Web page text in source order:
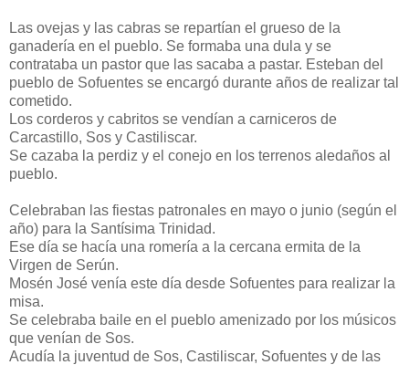
Las ovejas y las cabras se repartían el grueso de la
ganadería en el pueblo. Se formaba una dula y se
contrataba un pastor que las sacaba a pastar. Esteban del
pueblo de Sofuentes se encargó durante años de realizar tal
cometido.
Los corderos y cabritos se vendían a carniceros de
Carcastillo, Sos y Castiliscar.
Se cazaba la perdiz y el conejo en los terrenos aledaños al
pueblo.
Celebraban las fiestas patronales en mayo o junio (según el
año) para la Santísima Trinidad.
Ese día se hacía una romería a la cercana ermita de la
Virgen de Serún.
Mosén José venía este día desde Sofuentes para realizar la
misa.
Se celebraba baile en el pueblo amenizado por los músicos
que venían de Sos.
Acudía la juventud de Sos, Castiliscar, Sofuentes y de las